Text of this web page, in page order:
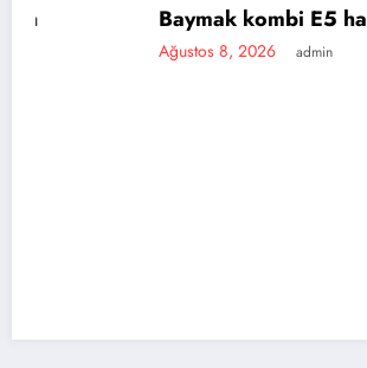
Baymak kombi E5 hatası nedir?
Ağustos 8, 2026 admin